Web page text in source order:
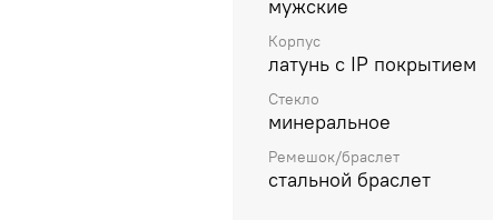
мужские
Корпус
латунь с IP покрытием
Стекло
минеральное
Ремешок/браслет
стальной браслет